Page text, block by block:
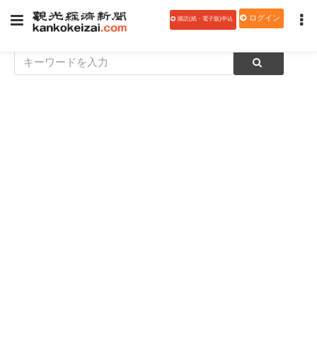
購読(紙・電子版)申込 ログイン